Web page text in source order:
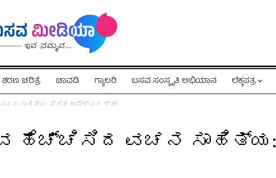
ಶರಣ ಚರಿತ್ರೆ ಚಾವಡಿ ಗ್ಯಾಲರಿ ಬಸವ ಸಂಸ್ಕೃತಿ ಅಭಿಯಾನ ಲೆಕ್ಕಪತ್ರ
ಸಾಹಿತ್ಯ: ಸಿದ್ಧರಾಮೇಶ್ವರ ಶ್ರೀ
ವಚನ ಸಾಹಿತ್ಯ: